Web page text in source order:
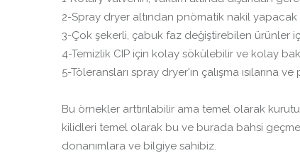
2-Spray dryer altından pnömatik nakil
3-Çok şekerli, çabuk faz değiştirebilen ürünler
4-Temizlik CIP için kolay sökülebilir ve kolay
5-Töleransları spray dryer'ın çalışma ısılarına
Bu örnekler arttırılabilir ama temel olarak
kilidleri temel olarak bu ve burada bahsi
donanımlara ve bilgiye sahibiz.